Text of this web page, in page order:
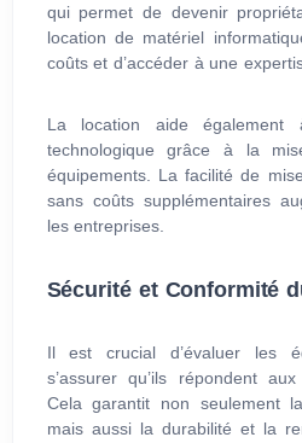
qui permet de devenir
location de matériel
coûts et d’accéder à une
La location aide également
technologique grâce à la
équipements. La facilité de
sans coûts supplémentaires
les entreprises.
Sécurité et Conformité
Il est crucial d’évaluer les
s’assurer qu’ils répondent
Cela garantit non seulement
mais aussi la durabilité et la